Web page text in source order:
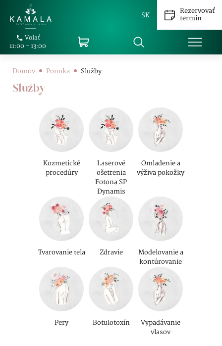
SK
Volať
11:00 - 13:00
Rezervovať
termín
Služby
Domov Ponuka Služby
Kozmetické
procedúry
Laserové
ošetrenia
Fotona SP
Dynamis
Omladenie a
výživa pokožky
Tvarovanie tela Zdravie
Modelovanie a
kontúrovanie
Pery Botulotoxín
Vypadávanie
vlasov